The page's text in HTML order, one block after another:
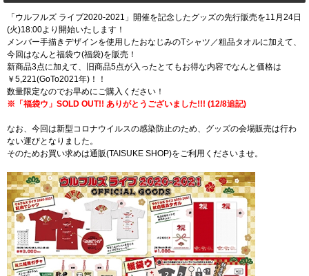
「ウルフルズ ライブ2020-2021」開催を記念したグッズの先行販売を11月24日
(火)18:00より開始いたします！
メンバー手描きデザインを使用したおなじみのTシャツ／粗品タオルに加えて、
今回はなんと福袋ウ(福袋)を販売！
新商品3点に加えて、旧商品5点が入ったとてもお得な内容でなんと価格は
￥5,221(GoTo2021年)！！
数量限定なのでお早めにご購入ください！
※「福袋ウ」SOLD OUT!! ありがとうございました!!! (12/8追記)
なお、今回は新型コロナウイルスの感染防止のため、グッズの会場販売は行わ
ない運びとなりました。
そのためお買い求めは通販(TAISUKE SHOP)をご利用くださいませ。